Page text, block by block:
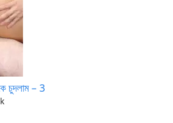
চুদলাম – 3